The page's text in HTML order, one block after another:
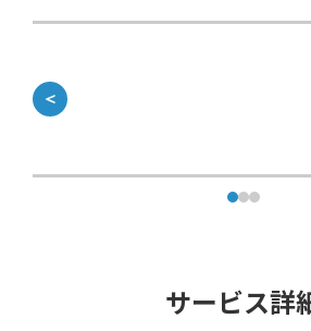
＜
サービス詳